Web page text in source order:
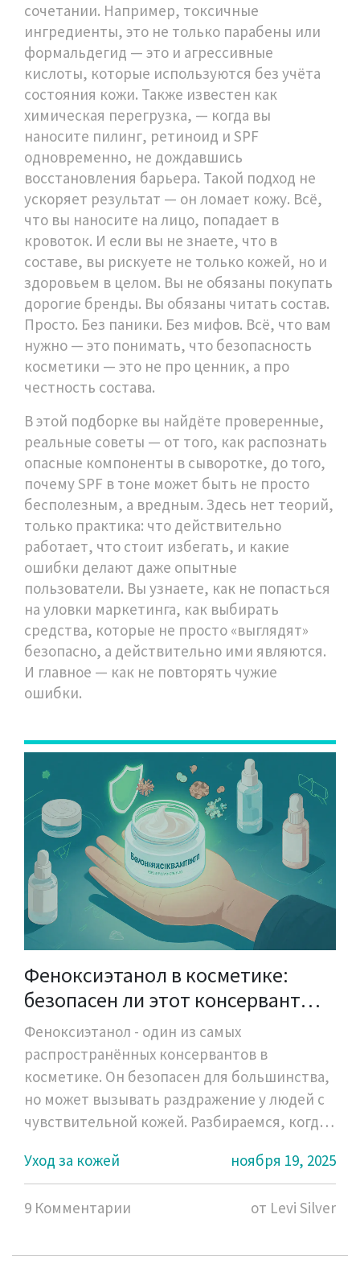
сочетании. Например, токсичные
ингредиенты, это не только парабены или
формальдегид — это и агрессивные
кислоты, которые используются без учёта
состояния кожи. Также известен как
химическая перегрузка, — когда вы
наносите пилинг, ретиноид и SPF
одновременно, не дождавшись
восстановления барьера. Такой подход не
ускоряет результат — он ломает кожу. Всё,
что вы наносите на лицо, попадает в
кровоток. И если вы не знаете, что в
составе, вы рискуете не только кожей, но и
здоровьем в целом. Вы не обязаны покупать
дорогие бренды. Вы обязаны читать состав.
Просто. Без паники. Без мифов. Всё, что вам
нужно — это понимать, что безопасность
косметики — это не про ценник, а про
честность состава.
В этой подборке вы найдёте проверенные,
реальные советы — от того, как распознать
опасные компоненты в сыворотке, до того,
почему SPF в тоне может быть не просто
бесполезным, а вредным. Здесь нет теорий,
только практика: что действительно
работает, что стоит избегать, и какие
ошибки делают даже опытные
пользователи. Вы узнаете, как не попасться
на уловки маркетинга, как выбирать
средства, которые не просто «выглядят»
безопасно, а действительно ими являются.
И главное — как не повторять чужие
ошибки.
Феноксиэтанол в косметике:
безопасен ли этот консервант
для вашей кожи?
Феноксиэтанол - один из самых
распространённых консервантов в
косметике. Он безопасен для большинства,
но может вызывать раздражение у людей с
чувствительной кожей. Разбираемся, когда
Уход за кожей
ноября 19, 2025
9 Комментарии от Levi Silver